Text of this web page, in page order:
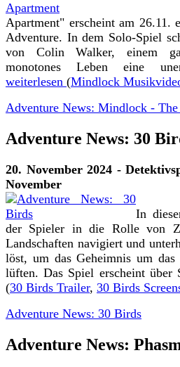
Apartment" erscheint am 26.11.
Adventure. In dem Solo-Spiel
von Colin Walker, einem
monotones Leben eine
weiterlesen (Mindlock
Adventure News: Mindlock -
Adventure News: 30
20. November 2024 -
November
In
der Spieler in die Rolle von
Landschaften navigiert und
löst, um das Geheimnis um
lüften. Das Spiel erscheint über
(30 Birds Trailer, 30 Birds
Adventure News: 30 Birds
Adventure News: